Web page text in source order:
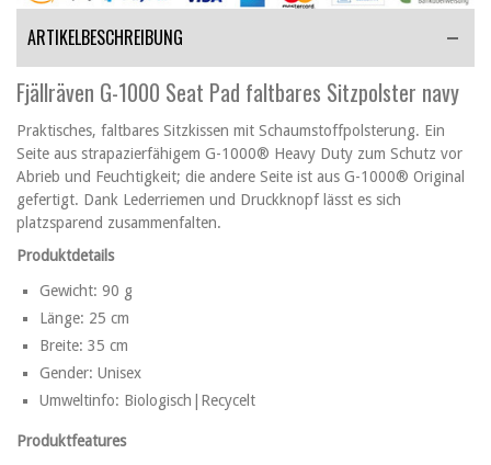
ARTIKELBESCHREIBUNG
Fjällräven G-1000 Seat Pad faltbares Sitzpolster navy
Praktisches, faltbares Sitzkissen mit Schaumstoffpolsterung. Ein
Seite aus strapazierfähigem G-1000® Heavy Duty zum Schutz vor
Abrieb und Feuchtigkeit; die andere Seite ist aus G-1000® Original
gefertigt. Dank Lederriemen und Druckknopf lässt es sich
platzsparend zusammenfalten.
Produktdetails
Gewicht: 90 g
Länge: 25 cm
Breite: 35 cm
Gender: Unisex
Umweltinfo: Biologisch|Recycelt
Produktfeatures